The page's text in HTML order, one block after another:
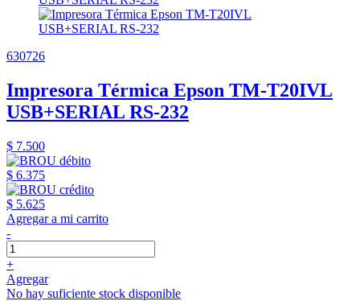
630726
Impresora Térmica Epson TM-T20IVL
USB+SERIAL RS-232
$ 7.500
$ 6.375
$ 5.625
Agregar a mi carrito
-
+
Agregar
No hay suficiente stock disponible